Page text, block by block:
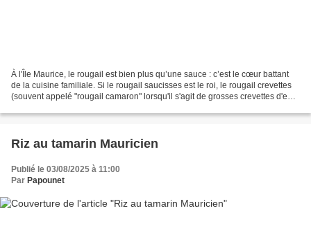
À l'Île Maurice, le rougail est bien plus qu’une sauce : c’est le cœur battant
de la cuisine familiale. Si le rougail saucisses est le roi, le rougail crevettes
(souvent appelé "rougail camaron" lorsqu'il s'agit de grosses crevettes d'eau
Riz au tamarin Mauricien
Publié le 03/08/2025 à 11:00
Par Papounet